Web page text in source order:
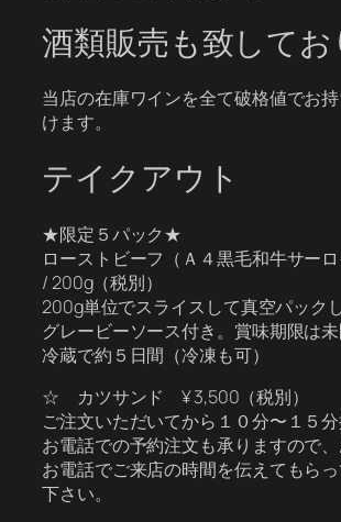
酒類販売も致して
当店の在庫ワインを全て破格値でお
けます。
テイクアウト
★限定５パック★
ローストビーフ（Ａ４黒毛和牛サー
/ 200g（税別）
200g単位でスライスして真空パック
グレービーソース付き。賞味期限は
冷蔵で約５日間（冷凍も可）
☆ カツサンド ¥ 3,500（税別）
ご注文いただいてから１０分〜１５分
お電話での予約注文も承りますので
お電話でご来店の時間を伝えてもら
下さい。